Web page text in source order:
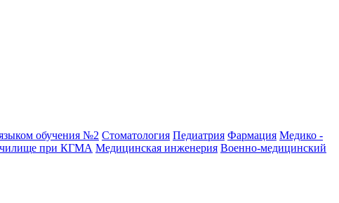
обучения №2 Стоматология Педиатрия Фармация Медико -
при КГМА Медицинская инженерия Военно-медицинский